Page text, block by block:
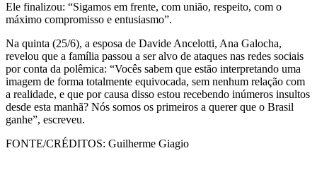
Ele finalizou: “Sigamos em frente, com união, respeito, com o
máximo compromisso e entusiasmo”.
Na quinta (25/6), a esposa de Davide Ancelotti, Ana Galocha,
revelou que a família passou a ser alvo de ataques nas redes sociais
por conta da polêmica: “Vocês sabem que estão interpretando uma
imagem de forma totalmente equivocada, sem nenhum relação com
a realidade, e que por causa disso estou recebendo inúmeros insultos
desde esta manhã? Nós somos os primeiros a querer que o Brasil
ganhe”, escreveu.
FONTE/CRÉDITOS: Guilherme Giagio